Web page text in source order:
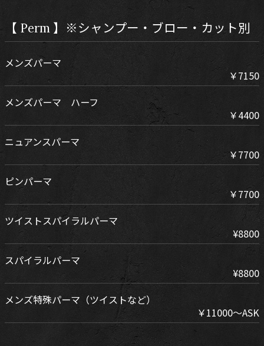
【 Perm 】※シャンプー・ブロー・カット別
メンズパーマ
￥7150
メンズパーマ ハーフ
￥4400
ニュアンスパーマ
￥7700
ピンパーマ
￥7700
ツイストスパイラルパーマ
¥8800
スパイラルパーマ
¥8800
メンズ特殊パーマ（ツイストなど）
￥11000～ASK